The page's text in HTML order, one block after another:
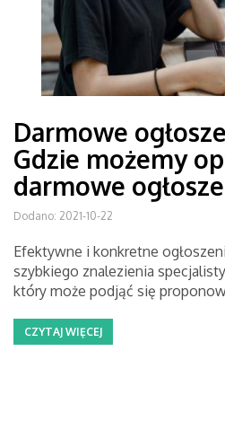
Darmowe
Gdzie możemy
darmowe
Dodano: 2021-10-22
Efektywne i konkretne
szybkiego znalezienia
który może podjąć się
CZYTAJ WIĘCEJ